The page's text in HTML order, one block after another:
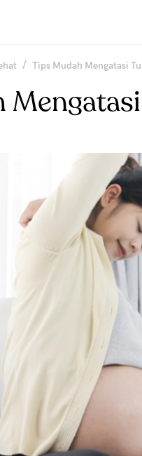
/ Tips Mudah Mengatasi